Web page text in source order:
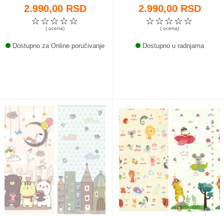
2.990,00 RSD
☆
☆
☆
☆
☆
( ocena)
Dostupno za Online poručivanje
2.990,00 RSD
☆
☆
☆
☆
☆
( ocena)
Dostupno u radnjama